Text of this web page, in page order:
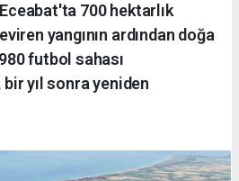
700 hektarlık
yangının ardından doğa
futbol sahası
yıl sonra yeniden